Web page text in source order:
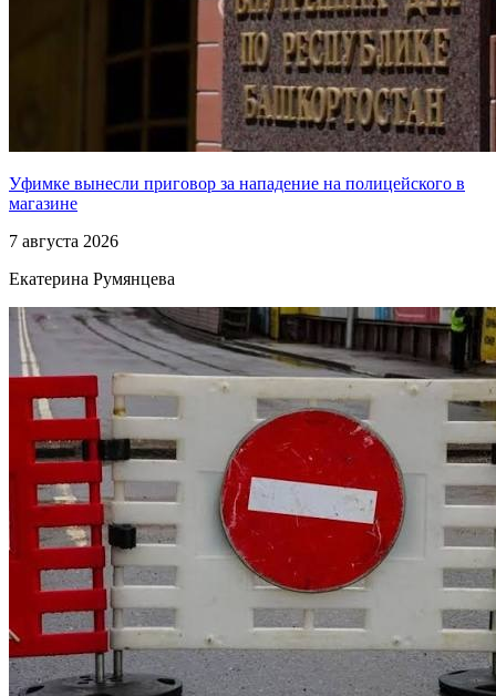
Уфимке вынесли приговор за нападение на полицейского в
магазине
7 августа 2026
Екатерина Румянцева